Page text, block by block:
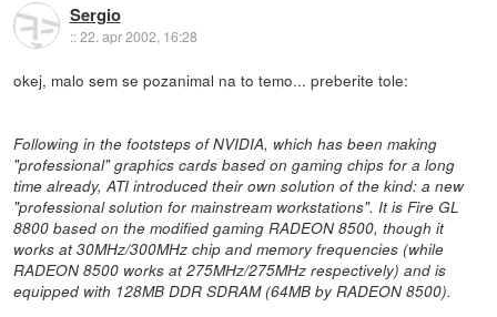
Sergio
::22. apr 2002, 16:28
okej, malo sem se pozanimal na to temo... preberite tole:
Following in the footsteps of NVIDIA, which has been making
"professional" graphics cards based on gaming chips for a long
time already, ATI introduced their own solution of the kind: a new
"professional solution for mainstream workstations". It is Fire GL
8800 based on the modified gaming RADEON 8500, though it
works at 30MHz/300MHz chip and memory frequencies (while
RADEON 8500 works at 275MHz/275MHz respectively) and is
equipped with 128MB DDR SDRAM (64MB by RADEON 8500).